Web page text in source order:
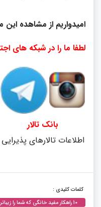
امیدواریم از مشاهده
لطفا ما را در شبکه های
بانک تالار
اطلاعات تالارهای پذیرایی
کلمات کلیدی :
10 راهکار مفید خانگی که شما را زیباتر می کند.ماسک برای پوست های چرب